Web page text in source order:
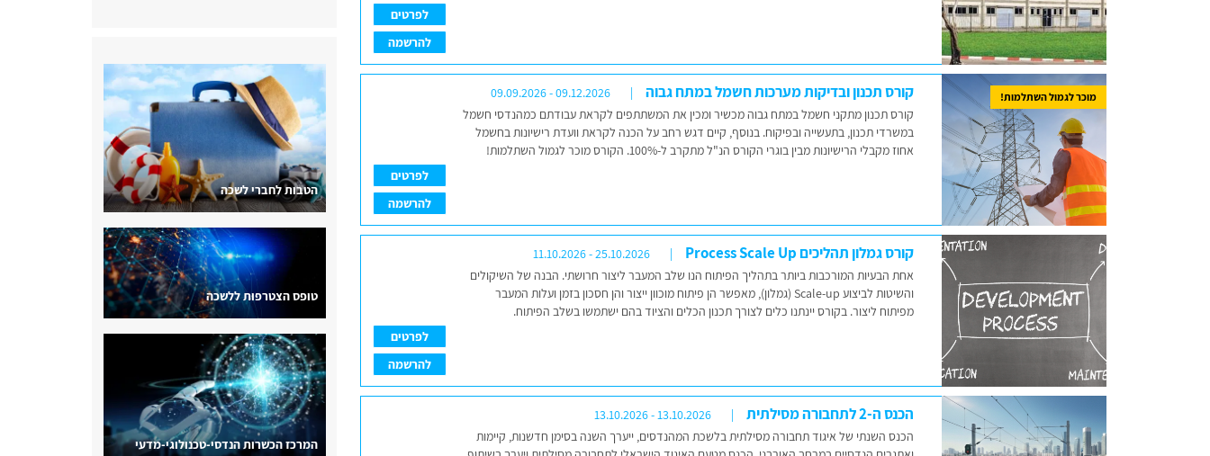
לפרטים
להרשמה
מוכר לגמול השתלמות! קורס תכנון ובדיקות מערכות חשמל במתח גבוה
09.09.2026 - 09.12.2026
קורס תכנון מתקני חשמל במתח גבוה מכשיר ומכין את המשתתפים לקראת עבודתם כמהנדסי חשמל
במשרדי תכנון, בתעשייה ובפיקוח. בנוסף, קיים דגש רחב על הכנה לקראת וועדת רישיונות בחשמל
אחוז מקבלי הרישיונות מבין בוגרי הקורס הנ"ל מתקרב ל-100%. הקורס מוכר לגמול השתלמות!
לפרטים
להרשמה
קורס גמלון תהליכים Process Scale Up
11.10.2026 - 25.10.2026
אחת הבעיות המורכבות ביותר בתהליך הפיתוח הנו שלב המעבר ליצור חרושתי. הבנה של השיקולים
והשיטות לביצוע Scale-up (גמלון), מאפשר הן פיתוח מוכוון ייצור והן חסכון בזמן ועלות המעבר
מפיתוח ליצור. בקורס יינתנו כלים לצורך תכנון הכלים והציוד בהם ישתמשו בשלב הפיתוח.
לפרטים
להרשמה
הכנס ה-2 לתחבורה מסילתית
13.10.2026 - 13.10.2026
הכנס השנתי של איגוד תחבורה מסילתית בלשכת המהנדסים, ייערך השנה בסימן חדשנות, קיימות
הטבות לחברי לשכה
טופס הצטרפות ללשכה
המרכז הכשרות הנדסי-טכנולוגי-מדעי